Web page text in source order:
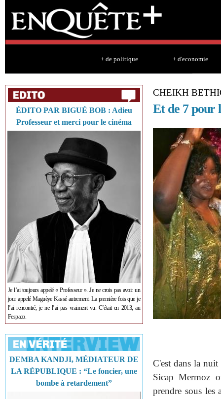
+ de politique + d'economie
ÉDITO PAR BIGUÉ BOB : Adieu
Professeur et merci pour le cinéma
Je l’ai toujours appelé « Professeur ». Je ne crois pas avoir un
jour appelé Maguèye Kassé autrement. La première fois que je
l’ai rencontré, je ne l’ai pas vraiment vu. C’était en 2013, au
Fespaco.
DEMBA KANDJI, MÉDIATEUR DE
LA RÉPUBLIQUE : “Le foncier, une
bombe à retardement”
CHEIKH
Et de 7 pour
C'est dans la
Sicap Mermoz
prendre sous les